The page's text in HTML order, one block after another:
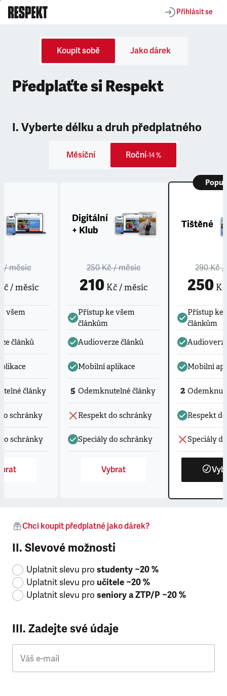
Přihlásit se
Koupit sobě Jako dárek
Předplaťte si Respekt
I. Vyberte délku a druh předplatného
Měsíční Roční-14 %
/ měsíc
/ měsíc
všem
článků
články
schránky
schránky
Digitální
+ Klub
250 Kč/ měsíc
210 Kč / měsíc
Přístup ke všem
článkům
Audioverze článků
Mobilní aplikace
5 Odemknutelné články
Respekt do schránky
Speciály do schránky
Vybrat
Tištěné
290 Kč/
250Kč
Přístup ke
článkům
Mobilní
2
Respekt
Speciály
Chci koupit předplatné jako dárek?
II. Slevové možnosti
Uplatnit slevu pro studenty ~20 %
Uplatnit slevu pro učitele ~20 %
Uplatnit slevu pro seniory a ZTP/P ~20 %
III. Zadejte své údaje
Váš e-mail